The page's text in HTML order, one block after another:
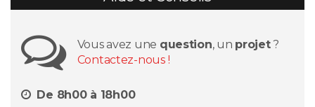
Vous avez une question, un projet?
Contactez-nous !
De 8h00 à 18h00